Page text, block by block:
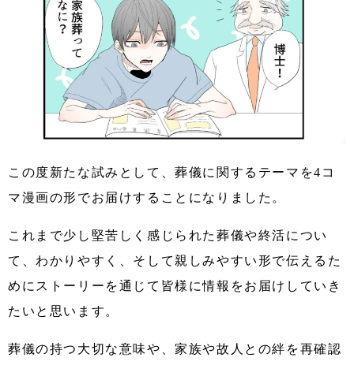
この度新たな試みとして、葬儀に関するテーマを4コ
マ漫画の形でお届けすることになりました。
これまで少し堅苦しく感じられた葬儀や終活につい
て、わかりやすく、そして親しみやすい形で伝えるた
めにストーリーを通じて皆様に情報をお届けしていき
たいと思います。
葬儀の持つ大切な意味や、家族や故人との絆を再確認